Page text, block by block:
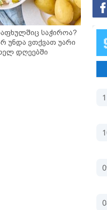
საჭიროა?
უნდა ვთქვათ უარი
დღეებში